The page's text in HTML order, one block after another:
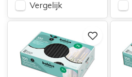
Vergelijk